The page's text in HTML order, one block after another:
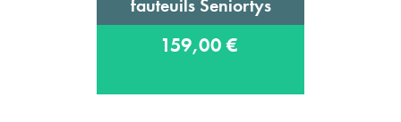
fauteuils Seniortys
159,00 €